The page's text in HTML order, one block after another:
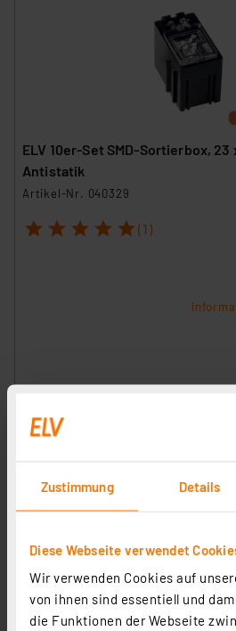
Zustimmung Details
Diese Webseite verwendet
Wir verwenden Cookies auf
von ihnen sind essentiell und
die Funktionen der Webseite
ELV 10er-Set SMD-Sortierbox, 23
Antistatik
Artikel-Nr. 040329
1 2 3 4 5 (1)
Artikel-Nr. 040333
2 3 4 5 (1)